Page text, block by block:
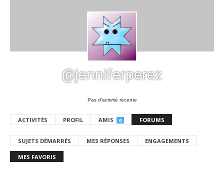
@jenniferperez
Pas d’activité récente
ACTIVITÉS PROFIL AMIS 0 FORUMS
SUJETS DÉMARRÉS MES RÉPONSES ENGAGEMENTS
MES FAVORIS